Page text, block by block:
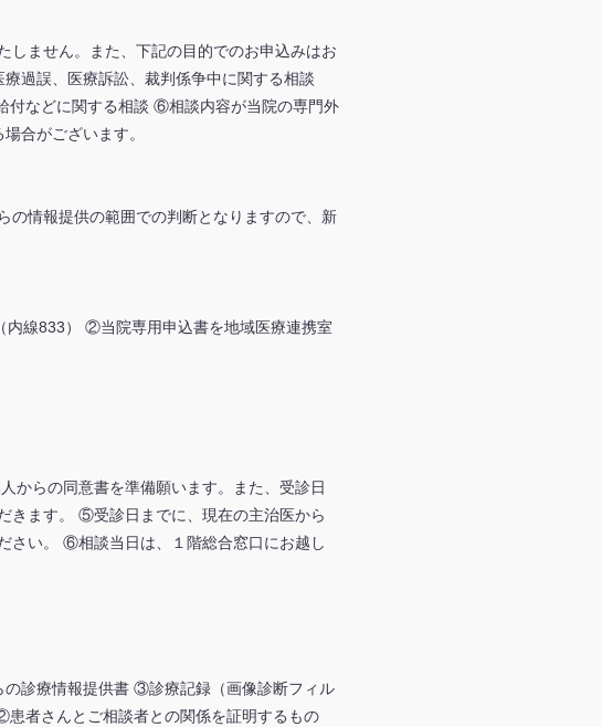
しません。また、下記の目的でのお申込みはお
過誤、医療訴訟、裁判係争中に関する相談
などに関する相談 ⑥相談内容が当院の専門外
合がございます。
の情報提供の範囲での判断となりますので、新
線833） ②当院専用申込書を地域医療連携室
からの同意書を準備願います。また、受診日
きます。 ⑤受診日までに、現在の主治医から
さい。 ⑥相談当日は、１階総合窓口にお越し
診療情報提供書 ③診療記録（画像診断フィル
者さんとご相談者との関係を証明するもの